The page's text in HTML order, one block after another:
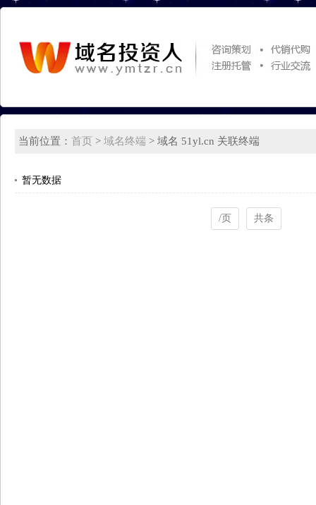
当前位置： 首页 > 域名终端 > 域名 51yl.cn 关联终端
暂无数据
/页 共条